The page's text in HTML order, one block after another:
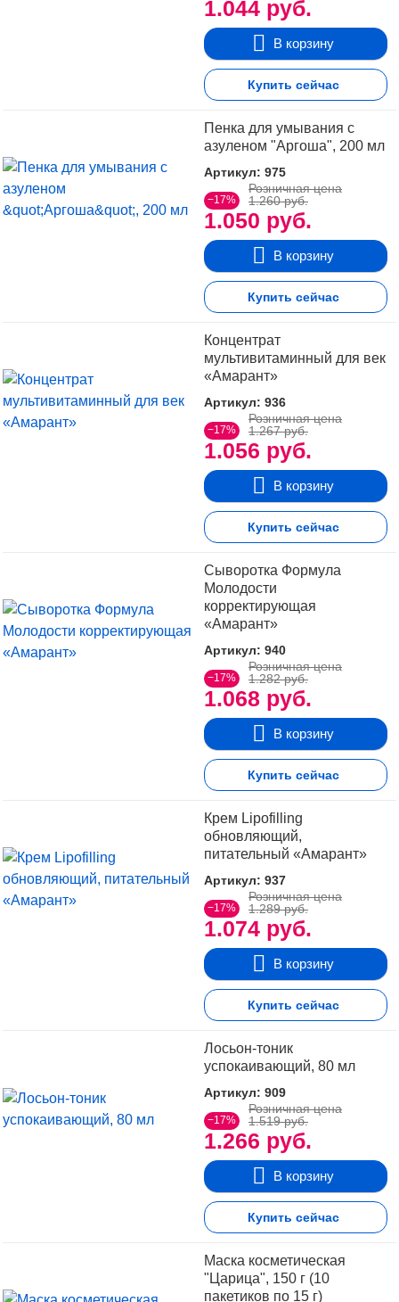
1.044 руб.
В корзину
Купить сейчас
Пенка для умывания с
азуленом "Аргоша", 200 мл
Артикул: 975
−17%
1.050 руб.
Розничная цена
1.260 руб.
В корзину
Купить сейчас
Концентрат
мультивитаминный для век
«Амарант»
Артикул: 936
−17%
1.056 руб.
Розничная цена
1.267 руб.
В корзину
Купить сейчас
Сыворотка Формула
Молодости
корректирующая
«Амарант»
Артикул: 940
−17%
1.068 руб.
Розничная цена
1.282 руб.
В корзину
Купить сейчас
Крем Lipofilling
обновляющий,
питательный «Амарант»
Артикул: 937
−17%
1.074 руб.
Розничная цена
1.289 руб.
В корзину
Купить сейчас
Лосьон-тоник
успокаивающий, 80 мл
Артикул: 909
−17%
1.266 руб.
Розничная цена
1.519 руб.
В корзину
Купить сейчас
Маска косметическая
"Царица", 150 г (10
пакетиков по 15 г)